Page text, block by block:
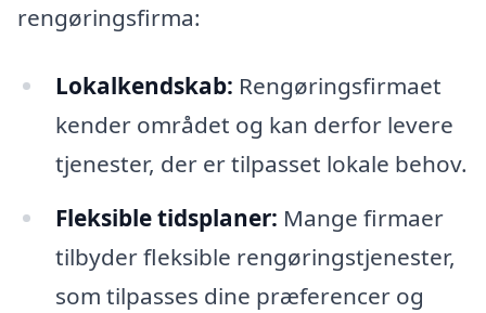
rengøringsfirma:
Lokalkendskab: Rengøringsfirmaet
kender området og kan derfor levere
tjenester, der er tilpasset lokale behov.
Fleksible tidsplaner: Mange firmaer
tilbyder fleksible rengøringstjenester,
som tilpasses dine præferencer og